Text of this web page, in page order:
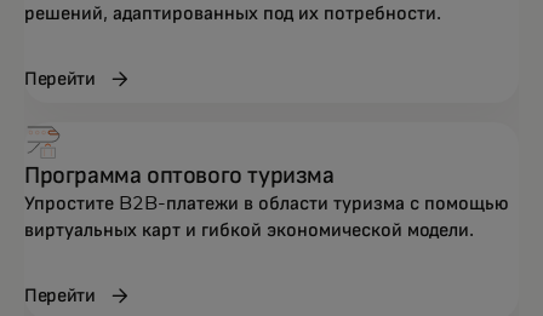
решений, адаптированных под их потребности.
Перейти
Программа оптового туризма
Упростите B2B-платежи в области туризма с помощью
виртуальных карт и гибкой экономической модели.
Перейти